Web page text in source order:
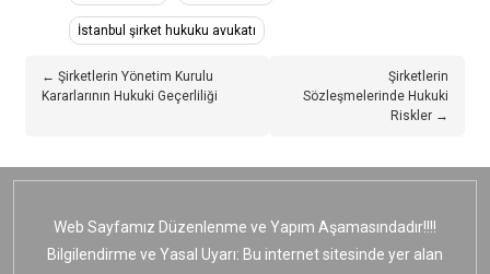
İstanbul şirket hukuku avukatı
← Şirketlerin Yönetim Kurulu
Kararlarının Hukuki Geçerliliği
Şirketlerin
Sözleşmelerinde Hukuki
Riskler →
Web Sayfamız Düzenlenme ve Yapım Aşamasındadır!!!!
Bilgilendirme ve Yasal Uyarı: Bu internet sitesinde yer alan